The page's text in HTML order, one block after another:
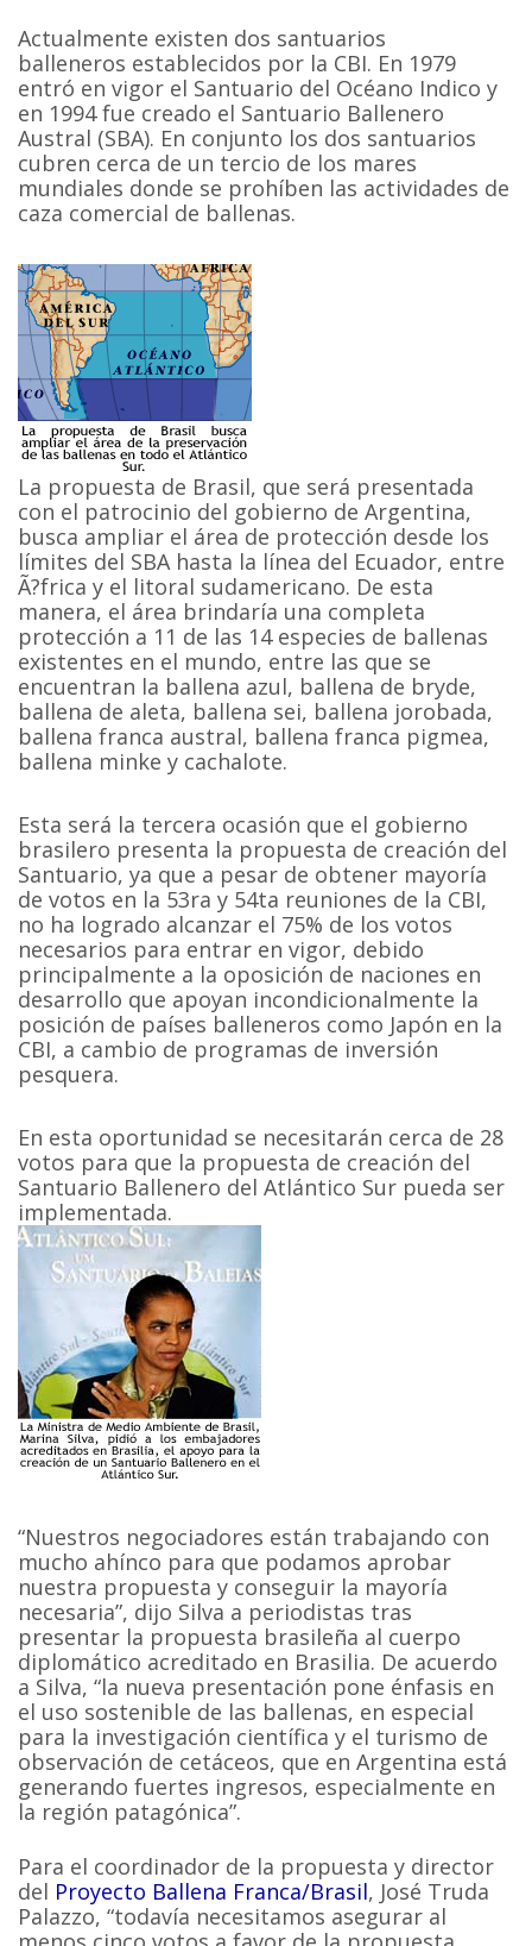
Actualmente existen dos santuarios
balleneros establecidos por la CBI. En 1979
entró en vigor el Santuario del Océano Indico y
en 1994 fue creado el Santuario Ballenero
Austral (SBA). En conjunto los dos santuarios
cubren cerca de un tercio de los mares
mundiales donde se prohíben las actividades de
caza comercial de ballenas.
La propuesta de Brasil, que será presentada
con el patrocinio del gobierno de Argentina,
busca ampliar el área de protección desde los
límites del SBA hasta la línea del Ecuador, entre
Ã?frica y el litoral sudamericano. De esta
manera, el área brindaría una completa
protección a 11 de las 14 especies de ballenas
existentes en el mundo, entre las que se
encuentran la ballena azul, ballena de bryde,
ballena de aleta, ballena sei, ballena jorobada,
ballena franca austral, ballena franca pigmea,
ballena minke y cachalote.
Esta será la tercera ocasión que el gobierno
brasilero presenta la propuesta de creación del
Santuario, ya que a pesar de obtener mayoría
de votos en la 53ra y 54ta reuniones de la CBI,
no ha logrado alcanzar el 75% de los votos
necesarios para entrar en vigor, debido
principalmente a la oposición de naciones en
desarrollo que apoyan incondicionalmente la
posición de países balleneros como Japón en la
CBI, a cambio de programas de inversión
pesquera.
En esta oportunidad se necesitarán cerca de 28
votos para que la propuesta de creación del
Santuario Ballenero del Atlántico Sur pueda ser
implementada.
“Nuestros negociadores están trabajando con
mucho ahínco para que podamos aprobar
nuestra propuesta y conseguir la mayoría
necesaria”, dijo Silva a periodistas tras
presentar la propuesta brasileña al cuerpo
diplomático acreditado en Brasilia. De acuerdo
a Silva, “la nueva presentación pone énfasis en
el uso sostenible de las ballenas, en especial
para la investigación científica y el turismo de
observación de cetáceos, que en Argentina está
generando fuertes ingresos, especialmente en
la región patagónica”.
Para el coordinador de la propuesta y director
del Proyecto Ballena Franca/Brasil, José Truda
Palazzo, “todavía necesitamos asegurar al